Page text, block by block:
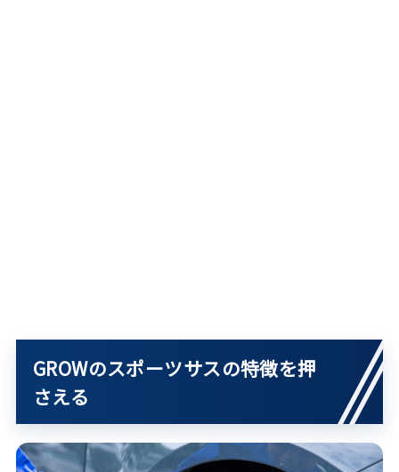
GROWのスポーツサスの特徴を押
さえる